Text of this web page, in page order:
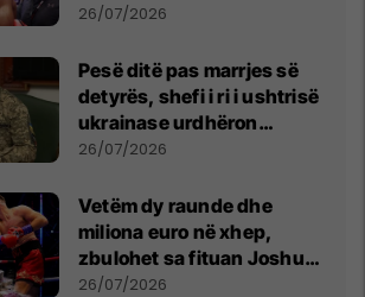
26/07/2026
Pesë ditë pas marrjes së
detyrës, shefi i ri i ushtrisë
ukrainase urdhëron
kontroll të madh
26/07/2026
Vetëm dy raunde dhe
miliona euro në xhep,
zbulohet sa fituan Joshua
e Prenga
26/07/2026